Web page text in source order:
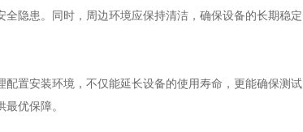
隐患。同时，周边环境应保持清洁，确保设备的长期稳定
置安装环境，不仅能延长设备的使用寿命，更能确保测试
优保障。